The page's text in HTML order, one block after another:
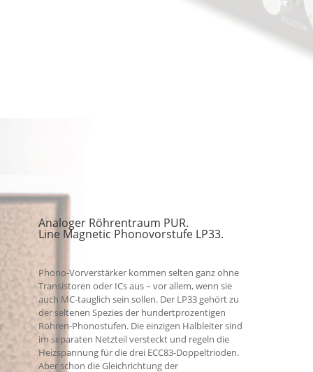
Analoger Röhrentraum PUR.
Line Magnetic Phonovorstufe LP33.
Phono-Vorverstärker kommen selten ganz ohne
Transistoren oder ICs aus – vor allem, wenn sie
auch MC-tauglich sein sollen. Der LP33 gehört zu
der seltenen Spezies der hundertprozentigen
Röhren-Phonostufen. Die einzigen Halbleiter sind
im separaten Netzteil versteckt und regeln die
Heizspannung für die drei ECC83-Doppeltrioden.
Aber schon die Gleichrichtung der